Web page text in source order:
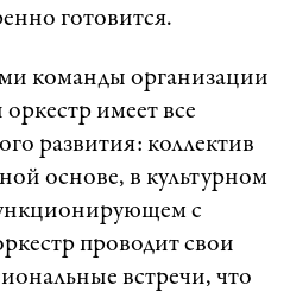
готовится.
команды организации
имеет все
развития: коллектив
основе, в культурном
с
проводит свои
встречи, что